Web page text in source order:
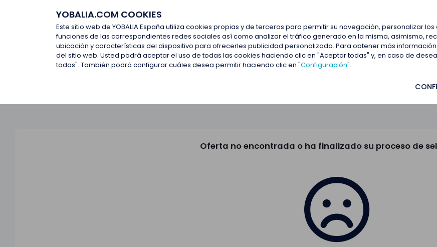
YOBALIA.COM COOKIES
Este sitio web de YOBALIA España utiliza cookies propias y de terceros para permitir su navegación, personalizar
funciones de las correspondientes redes sociales así como analizar el tráfico generado en la misma, asimismo,
ubicación y características del dispositivo para ofrecerles publicidad personalizada. Para obtener más
del sitio web. Usted podrá aceptar el uso de todas las cookies haciendo clic en "Aceptar todas" y, en caso de
todas". También podrá configurar cuáles desea permitir haciendo clic en "Configuración".
Últimas ofertas
Últimas ofertas
Oferta no encontrada o ha finalizado su proceso de